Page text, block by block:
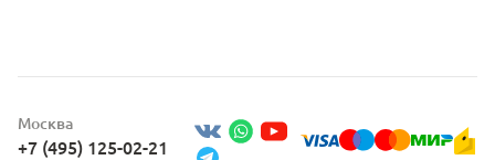
Москва
+7 (495) 125-02-21